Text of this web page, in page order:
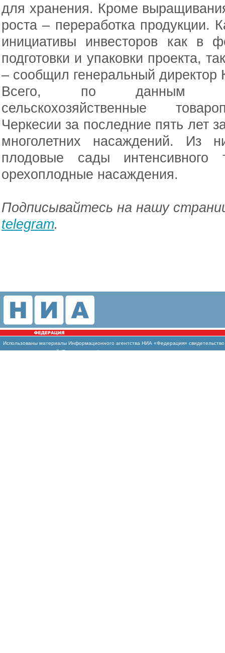
для хранения. Кроме
роста – переработка продукции.
инициативы инвесторов как в
подготовки и упаковки проекта,
– сообщил генеральный
Всего, по данным
сельскохозяйственные
Черкесии за последние пять лет
многолетних насаждений. Из
плодовые сады
орехоплодные насаждения.
Подписывайтесь на нашу
telegram.
Использованы материалы Информационного агентства НИА «Федерация»
массовых коммуникаций (Роскомнадзор)